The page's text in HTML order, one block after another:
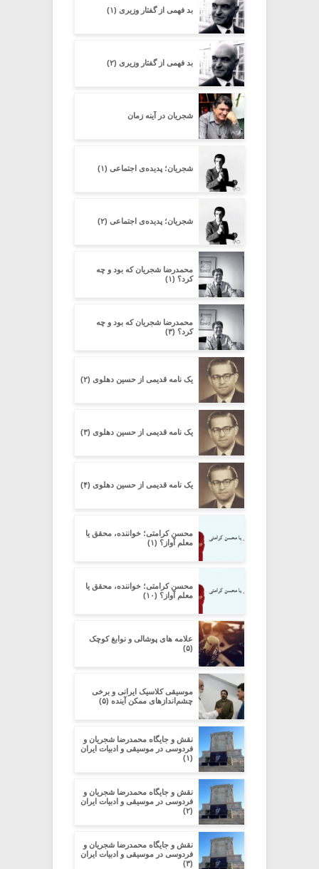
بد فهمی از گفتار وزیری (۱)
بد فهمی از گفتار وزیری (۲)
شجریان در آینه زمان
شجریان؛ پدیده‌ی اجتماعی (۱)
شجریان؛ پدیده‌ی اجتماعی (۲)
محمدرضا شجریان که بود و چه
کرد؟ (۱)
محمدرضا شجریان که بود و چه
کرد؟ (۳)
یک نامه قدیمی از حسین دهلوی (۲)
یک نامه قدیمی از حسین دهلوی (۳)
یک نامه قدیمی از حسین دهلوی (۴)
محسن کرامتی؛ خواننده، محقق یا
معلم آواز؟ (۱)
محسن کرامتی؛ خواننده، محقق یا
معلم آواز؟ (۱۰)
علامه های پوشالی و نوابغ کوچک
(۵)
موسیقی کلاسیک ایرانی و برخی
چشم‌اندازهای ممکنِ آینده (۵)
نقش و جایگاه محمدرضا شجریان و
فردوسی در موسیقی و ادبیات ایران
(۱)
نقش و جایگاه محمدرضا شجریان و
فردوسی در موسیقی و ادبیات ایران
(۲)
نقش و جایگاه محمدرضا شجریان و
فردوسی در موسیقی و ادبیات ایران
(۳)